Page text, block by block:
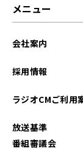
メニュー
会社案内
採用情報
ラジオCMご利用
放送基準
番組審議会